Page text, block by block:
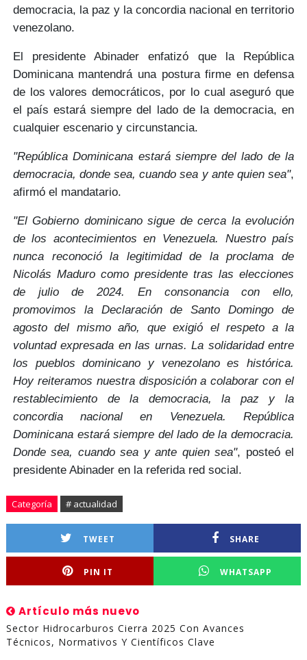
democracia, la paz y la concordia nacional en territorio
venezolano.
El presidente Abinader enfatizó que la República
Dominicana mantendrá una postura firme en defensa
de los valores democráticos, por lo cual aseguró que
el país estará siempre del lado de la democracia, en
cualquier escenario y circunstancia.
"República Dominicana estará siempre del lado de la
democracia, donde sea, cuando sea y ante quien sea",
afirmó el mandatario.
"El Gobierno dominicano sigue de cerca la evolución
de los acontecimientos en Venezuela. Nuestro país
nunca reconoció la legitimidad de la proclama de
Nicolás Maduro como presidente tras las elecciones
de julio de 2024. En consonancia con ello,
promovimos la Declaración de Santo Domingo de
agosto del mismo año, que exigió el respeto a la
voluntad expresada en las urnas. La solidaridad entre
los pueblos dominicano y venezolano es histórica.
Hoy reiteramos nuestra disposición a colaborar con el
restablecimiento de la democracia, la paz y la
concordia nacional en Venezuela. República
Dominicana estará siempre del lado de la democracia.
Donde sea, cuando sea y ante quien sea", posteó el
presidente Abinader en la referida red social.
Categoría # actualidad
TWEET SHARE
PIN IT WHATSAPP
Artículo más nuevo
Sector Hidrocarburos Cierra 2025 Con Avances
Técnicos, Normativos Y Científicos Clave